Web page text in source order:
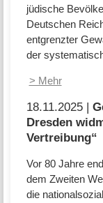
jüdische
Deutschen
entgrenzter
der
> Mehr
18.11.2025 |
Dresden
Vertreibung“
Vor 80 Jahre
dem Zweiten
die